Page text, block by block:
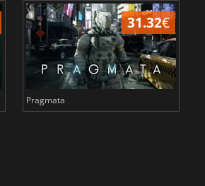
31.32€
Pragmata